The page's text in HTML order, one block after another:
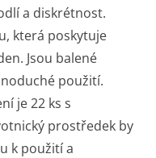
a diskrétnost.
která poskytuje
Jsou balené
použití.
je 22 ks s
prostředek by
k použití a